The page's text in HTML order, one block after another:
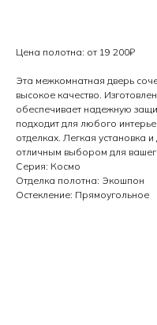
Цена полотна: от 19 200₽
Эта межкомнатная дверь
высокое качество.
обеспечивает надежную
подходит для любого
отделках. Легкая установка
отличным выбором для
Серия: Космо
Отделка полотна: Экошпон
Остекление: Прямоугольное